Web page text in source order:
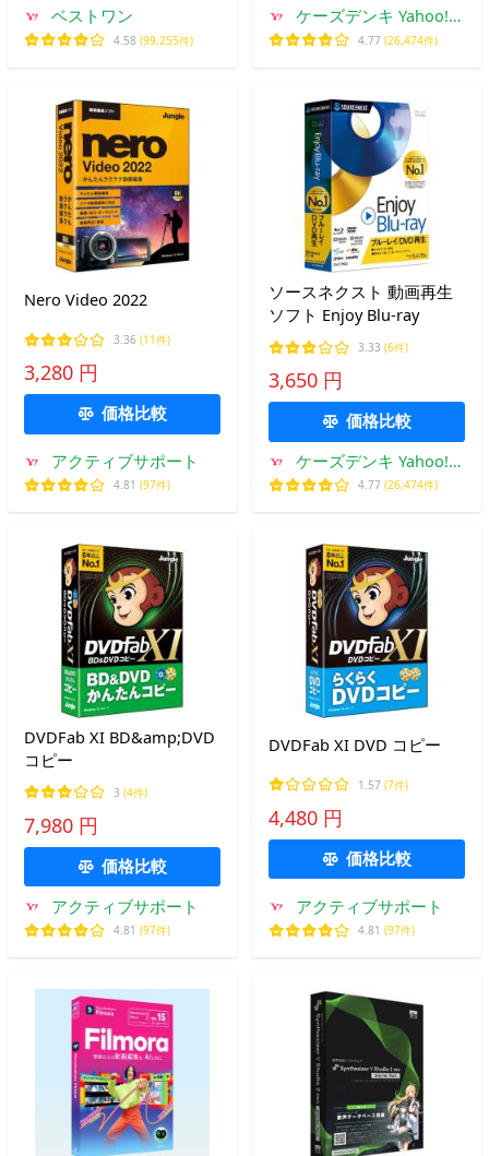
ベストワン
4.58 (99,255件)
ケーズデンキ Yahoo!シ
ョップ
4.77 (26,474件)
Nero Video 2022
3.36 (11件)
3,280 円
価格比較
アクティブサポート
4.81 (97件)
ソースネクスト 動画再生
ソフト Enjoy Blu-ray
3.33 (6件)
3,650 円
価格比較
ケーズデンキ Yahoo!シ
ョップ
4.77 (26,474件)
DVDFab XI BD&amp;DVD
コピー
3 (4件)
7,980 円
価格比較
アクティブサポート
4.81 (97件)
DVDFab XI DVD コピー
1.57 (7件)
4,480 円
価格比較
アクティブサポート
4.81 (97件)